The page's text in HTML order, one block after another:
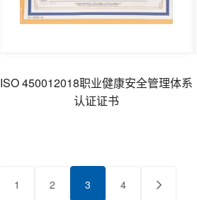
ISO 450012018职业健康安全管理体系
认证证书
1 2 3 4